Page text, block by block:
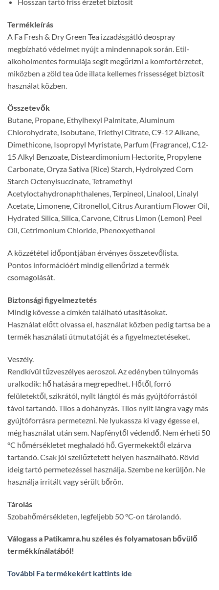
Termékleírás
A Fa Fresh & Dry Green Tea izzadásgátló deospray
megbízható védelmet nyújt a mindennapok során. Etil-
alkoholmentes formulája segít megőrizni a komfortérzetet,
miközben a zöld tea üde illata kellemes frissességet biztosít
használat közben.
Összetevők
Butane, Propane, Ethylhexyl Palmitate, Aluminum
Chlorohydrate, Isobutane, Triethyl Citrate, C9-12 Alkane,
Dimethicone, Isopropyl Myristate, Parfum (Fragrance), C12-
15 Alkyl Benzoate, Disteardimonium Hectorite, Propylene
Carbonate, Oryza Sativa (Rice) Starch, Hydrolyzed Corn
Starch Octenylsuccinate, Tetramethyl
Acetyloctahydronaphthalenes, Terpineol, Linalool, Linalyl
Acetate, Limonene, Citronellol, Citrus Aurantium Flower Oil,
Hydrated Silica, Silica, Carvone, Citrus Limon (Lemon) Peel
Oil, Cetrimonium Chloride, Phenoxyethanol
A közzététel időpontjában érvényes összetevőlista.
Pontos információért mindig ellenőrizd a termék
csomagolását.
Biztonsági figyelmeztetés
Mindig kövesse a címkén található utasításokat.
Használat előtt olvassa el, használat közben pedig tartsa be a
termék használati útmutatóját és a figyelmeztetéseket.
Veszély.
Rendkívül tűzveszélyes aeroszol. Az edényben túlnyomás
uralkodik: hő hatására megrepedhet. Hőtől, forró
felületektől, szikrától, nyílt lángtól és más gyújtóforrástól
távol tartandó. Tilos a dohányzás. Tilos nyílt lángra vagy más
gyújtóforrásra permetezni. Ne lyukassza ki vagy égesse el,
még használat után sem. Napfénytől védendő. Nem érheti 50
°C hőmérsékletet meghaladó hő. Gyermekektől elzárva
tartandó. Csak jól szellőztetett helyen használható. Rövid
ideig tartó permetezéssel használja. Szembe ne kerüljön. Ne
használja irritált vagy sérült bőrön.
Tárolás
Szobahőmérsékleten, legfeljebb 50 °C-on tárolandó.
Válogass a Patikamra.hu széles és folyamatosan bővülő
termékkínálatából!
További Fa termékekért kattints ide